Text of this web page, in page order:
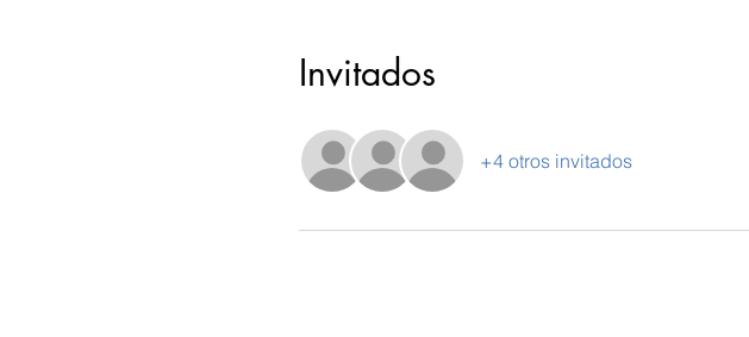
Invitados
+4 otros invitados